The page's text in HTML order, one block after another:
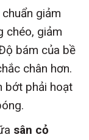
giảm
chéo, giảm
bám của bề
chân hơn.
bớt phải hoạt
sân cỏ